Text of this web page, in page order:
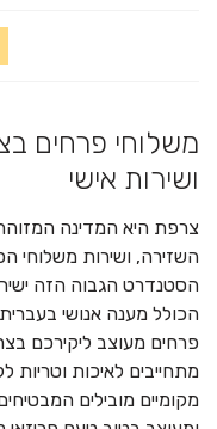
משלוחי פרחים
ושירות אישי
צרפת היא המדינה
השזירה, ושירות משלוחי
הסטנדרט הגבוה הזה
הכולל מענה אנושי
פרחים מעוצב ליקירכם
מתחייבים לאיכות
מקומיים מובילים